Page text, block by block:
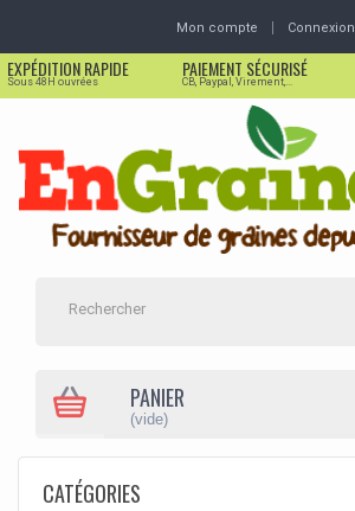
Mon compte Connexion
EXPÉDITION RAPIDE
Sous 48H ouvrées
PAIEMENT SÉCURISÉ
CB, Paypal, Virement,...
PANIER
(vide)
CATÉGORIES